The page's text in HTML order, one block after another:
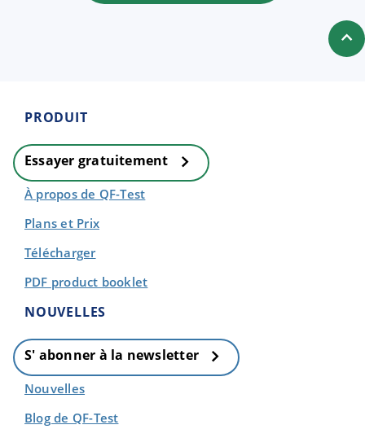
PRODUIT
Essayer gratuitement
À propos de QF-Test
Plans et Prix
Télécharger
PDF product booklet
NOUVELLES
S' abonner à la newsletter
Nouvelles
Blog de QF-Test